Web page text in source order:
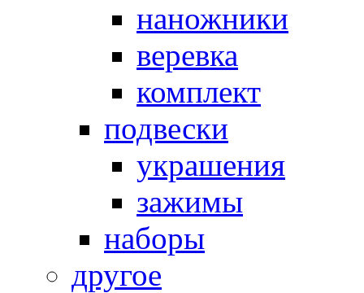
наножники
веревка
комплект
подвески
украшения
зажимы
наборы
другое